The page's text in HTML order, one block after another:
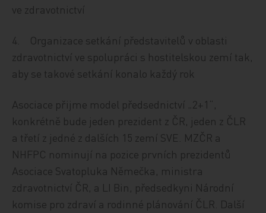
ve zdravotnictví
4. Organizace setkání představitelů v oblasti
zdravotnictví ve spolupráci s hostitelskou zemí tak,
aby se takové setkání konalo každý rok
Asociace přijme model předsednictví „2+1“,
konkrétně bude jeden prezident z ČR, jeden z ČLR
a třetí z jedné z dalších 15 zemí SVE. MZČR a
NHFPC nominují na pozice prvních prezidentů
Asociace Svatopluka Němečka, ministra
zdravotnictví ČR, a LI Bin, předsedkyni Národní
komise pro zdraví a rodinné plánování ČLR. Další